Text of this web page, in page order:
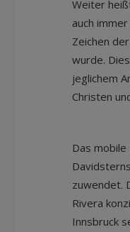
Weiter
auch
Zeichen
wurde.
jeglichem
Christen
Das
zuwendet.
Rivera
Innsbruck